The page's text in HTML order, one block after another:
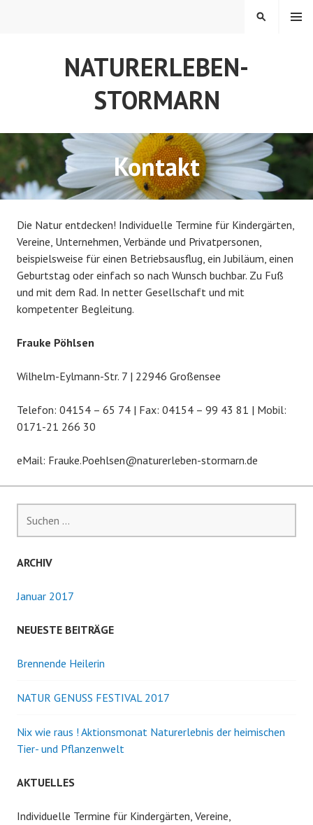
p
r
NATURERLEBEN-
STORMARN
MENÜ
S
Kontakt
Die Natur entdecken! Individuelle Termine für Kindergärten,
Vereine, Unternehmen, Verbände und Privatpersonen,
beispielsweise für einen Betriebsausflug, ein Jubiläum, einen
Geburtstag oder einfach so nach Wunsch buchbar. Zu Fuß
und mit dem Rad. In netter Gesellschaft und mit
kompetenter Begleitung.
Frauke Pöhlsen
Wilhelm-Eylmann-Str. 7 | 22946 Großensee
Telefon: 04154 – 65 74 | Fax: 04154 – 99 43 81 | Mobil:
0171-21 266 30
eMail: Frauke.Poehlsen@naturerleben-stormarn.de
h
n
a
h
ARCHIV
Januar 2017
NEUESTE BEITRÄGE
Brennende Heilerin
NATUR GENUSS FESTIVAL 2017
Nix wie raus ! Aktionsmonat Naturerlebnis der heimischen
Tier- und Pflanzenwelt
AKTUELLES
Individuelle Termine für Kindergärten, Vereine,